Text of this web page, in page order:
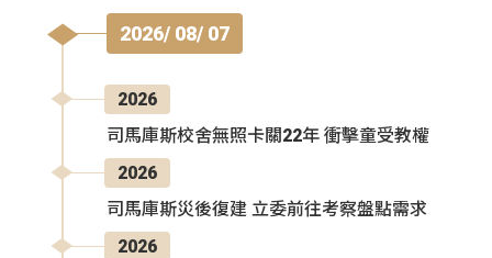
2026/ 08/ 07
2026
司馬庫斯校舍無照卡關22年 衝擊童受教權
2026
司馬庫斯災後復建 立委前往考察盤點需求
2026